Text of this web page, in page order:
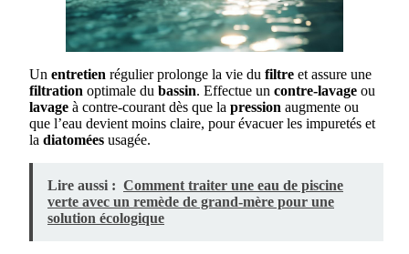
Un entretien régulier prolonge la vie du filtre et assure une
filtration optimale du bassin. Effectue un contre-lavage ou
lavage à contre-courant dès que la pression augmente ou
que l’eau devient moins claire, pour évacuer les impuretés et
la diatomées usagée.
Lire aussi : Comment traiter une eau de piscine
verte avec un remède de grand-mère pour une
solution écologique